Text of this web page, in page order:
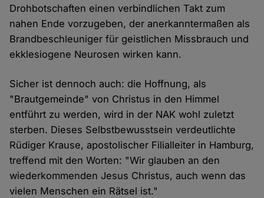
Drohbotschaften einen verbindlichen Takt zum
nahen Ende vorzugeben, der anerkanntermaßen als
Brandbeschleuniger für geistlichen Missbrauch und
ekklesiogene Neurosen wirken kann.
Sicher ist dennoch auch: die Hoffnung, als
"Brautgemeinde" von Christus in den Himmel
entführt zu werden, wird in der NAK wohl zuletzt
sterben. Dieses Selbstbewusstsein verdeutlichte
Rüdiger Krause, apostolischer Filialleiter in Hamburg,
treffend mit den Worten: "Wir glauben an den
wiederkommenden Jesus Christus, auch wenn das
vielen Menschen ein Rätsel ist."